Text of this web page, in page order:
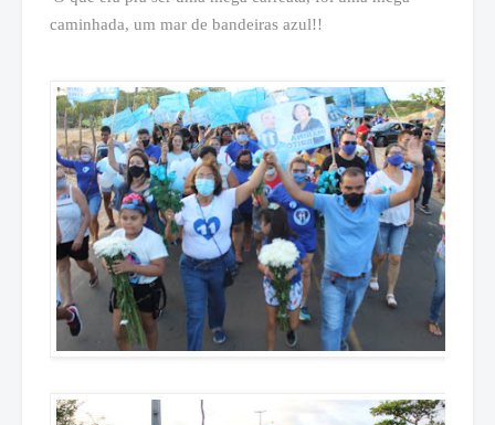
caminhada, um mar de bandeiras azul!!